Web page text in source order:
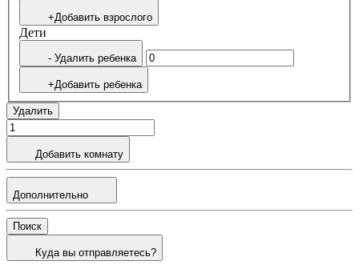
+Добавить взрослого
Дети
- Удалить ребенка
+Добавить ребенка
Удалить
Добавить комнату
Дополнительно
Поиск
Куда вы отправляетесь?